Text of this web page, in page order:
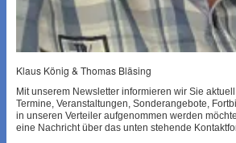
Klaus König & Thomas Bläsing
Mit unserem Newsletter informieren wir Sie
Termine, Veranstaltungen, Sonderangebote,
in unseren Verteiler aufgenommen werden
eine Nachricht über das unten stehende